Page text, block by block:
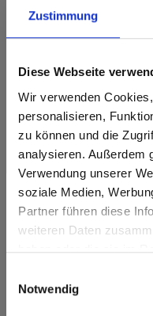
Zustimmung
Diese Webseite
Wir verwenden
personalisieren,
zu können und die
analysieren. Außerdem
Verwendung unserer
soziale Medien,
Partner führen diese
weiteren Daten
haben oder die sie im
Notwendig
sr.modal is not closeable
Are you based
Staten?
rest of the world!
Dit decor is
maken
Krasvast
Snelle montage